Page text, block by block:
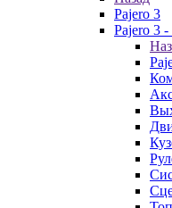
Pajero 3
Pajero 3 -